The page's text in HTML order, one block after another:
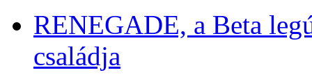
RENEGADE, a Beta
családja